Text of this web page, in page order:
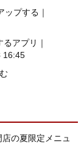
プする｜
アプリ｜
16:45
の夏限定メニュ